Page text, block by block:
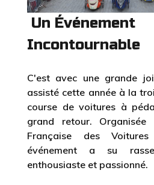
Un Événement
Incontournable
C'est avec une grande
assisté cette année à la
course de voitures à
grand retour.
Française des
événement a su
enthousiaste et passionné.